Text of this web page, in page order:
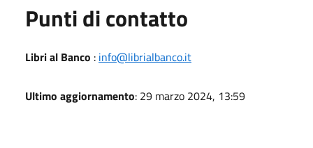
Punti di contatto
Libri al Banco : info@librialbanco.it
Ultimo aggiornamento: 29 marzo 2024, 13:59